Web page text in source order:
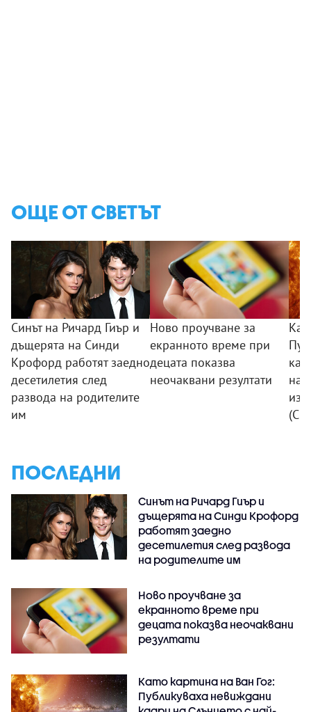
ОЩЕ ОТ СВЕТЪТ
Синът на Ричард Гиър и
дъщерята на Синди
Крофорд работят заедно
десетилетия след
развода на родителите
им
Ново проучване за
екранното време при
децата показва
неочаквани резултати
ПОСЛЕДНИ
Синът на Ричард Гиър и
дъщерята на Синди Крофорд
работят заедно
десетилетия след развода
на родителите им
Ново проучване за
екранното време при
децата показва неочаквани
резултати
Като картина на Ван Гог:
Публикуваха невиждани